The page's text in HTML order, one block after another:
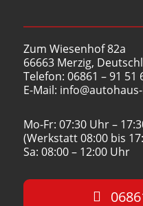
Zum Wiesenhof 82a
66663 Merzig,
Telefon: 06861 – 91 51
E-Mail:
Mo-Fr: 07:30 Uhr –
(Werkstatt 08:00 bis
Sa: 08:00 – 12:00 Uhr